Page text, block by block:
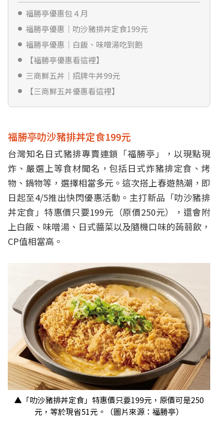
福勝亭優惠包４月
福勝亭優惠｜叻沙豬排丼定食199元
福勝亭優惠｜白飯、味噌湯吃到飽
【福勝亭優惠看這裡】
三商鮮五丼｜招牌牛丼99元
【三商鮮五丼優惠看這裡】
福勝亭叻沙豬排丼定食199元
台灣知名日式豬排專賣連鎖「福勝亭」，以現點現
炸、嚴選上等食材聞名，包括日式炸豬排定食、烤
物、鍋物等，選擇相當多元。這次搭上春遊熱潮，即
日起至4/5推出快閃優惠活動。主打新品「叻沙豬排
丼定食」特惠價只要199元（原價250元），還會附
上白飯、味噌湯、日式醬菜以及隨機口味的蒟蒻飲，
CP值相當高。
▲「叻沙豬排丼定食」特惠價只要199元，原價可是250
元，等於現省51元。（圖片來源：福勝亭）